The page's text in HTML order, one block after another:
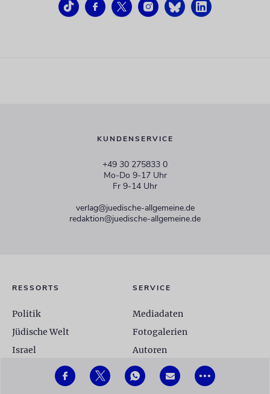
•••
KUNDENSERVICE
+49 30 275833 0
Mo-Do 9-17 Uhr
Fr 9-14 Uhr
verlag@juedische-allgemeine.de
redaktion@juedische-allgemeine.de
RESSORTS
Politik
Jüdische Welt
Israel
Unsere Woche
SERVICE
Mediadaten
Fotogalerien
Autoren
Glossar